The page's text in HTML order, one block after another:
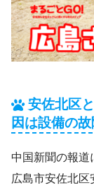
安佐北区
因は設備の
中国新聞の報道
広島市安佐北